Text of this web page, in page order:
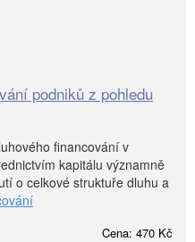
podniků z pohledu
financování v
kapitálu významně
o celkové struktuře dluhu a
Cena: 470 Kč